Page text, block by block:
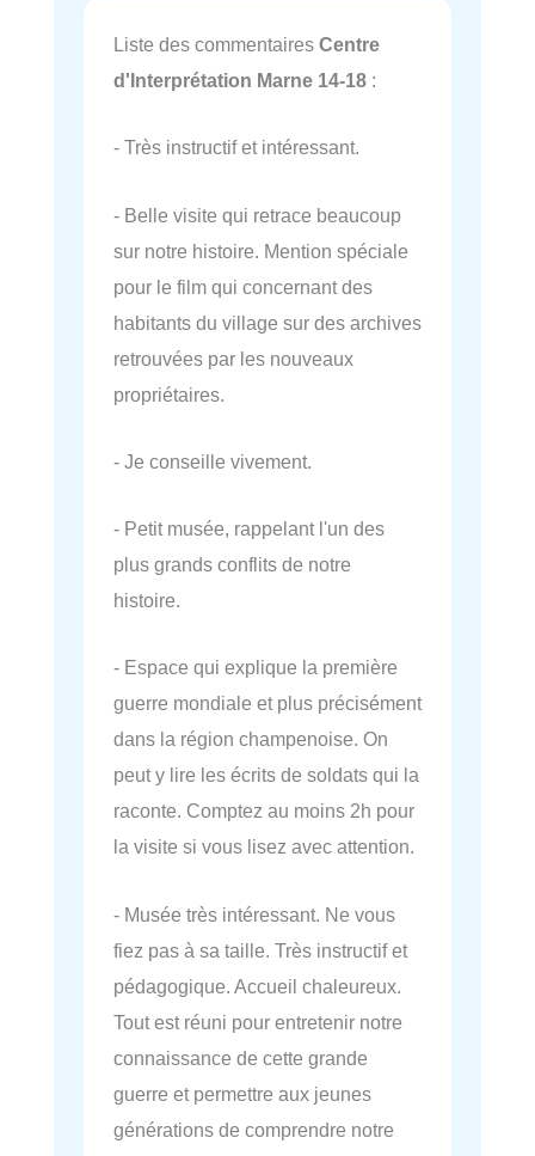
Liste des commentaires Centre
d'Interprétation Marne 14-18 :
- Très instructif et intéressant.
- Belle visite qui retrace beaucoup
sur notre histoire. Mention spéciale
pour le film qui concernant des
habitants du village sur des archives
retrouvées par les nouveaux
propriétaires.
- Je conseille vivement.
- Petit musée, rappelant l'un des
plus grands conflits de notre
histoire.
- Espace qui explique la première
guerre mondiale et plus précisément
dans la région champenoise. On
peut y lire les écrits de soldats qui la
raconte. Comptez au moins 2h pour
la visite si vous lisez avec attention.
- Musée très intéressant. Ne vous
fiez pas à sa taille. Très instructif et
pédagogique. Accueil chaleureux.
Tout est réuni pour entretenir notre
connaissance de cette grande
guerre et permettre aux jeunes
générations de comprendre notre